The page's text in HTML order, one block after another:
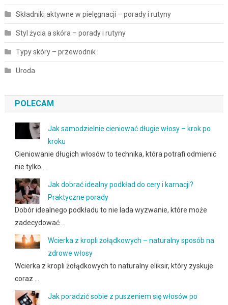
Składniki aktywne w pielęgnacji – porady i rutyny
Styl życia a skóra – porady i rutyny
Typy skóry – przewodnik
Uroda
POLECAM
Jak samodzielnie cieniować długie włosy – krok po
kroku
Cieniowanie długich włosów to technika, która potrafi odmienić
nie tylko …
Jak dobrać idealny podkład do cery i karnacji?
Praktyczne porady
Dobór idealnego podkładu to nie lada wyzwanie, które może
zadecydować …
Wcierka z kropli żołądkowych – naturalny sposób na
zdrowe włosy
Wcierka z kropli żołądkowych to naturalny eliksir, który zyskuje
coraz …
Jak poradzić sobie z puszeniem się włosów po